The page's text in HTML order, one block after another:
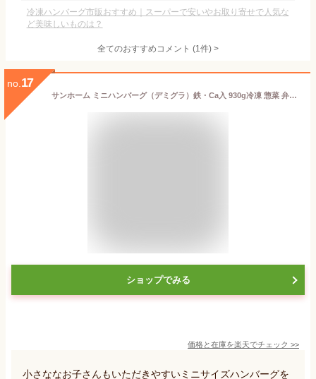
冷凍ハンバーグ市販おすすめ｜スーパーで安いやお取り寄せで人気な
ど美味しいものは？
全てのおすすめコメント (1件) >
no. 17
サンホーム ミニハンバーグ（デミグラ）鉄・Ca入 930g冷凍 惣菜 弁当 小さめ 洋食 肉 朝食 宿泊 おかず ひとくちサイズ デミグラスソース 自然解凍 ボイル 栄養 業務用 家庭用 大容量 お買い得 まとめ買い
ショップでみる
価格と在庫を楽天でチェック >>
小さななお子さんもいただきやすいミニサイズハンバーグを